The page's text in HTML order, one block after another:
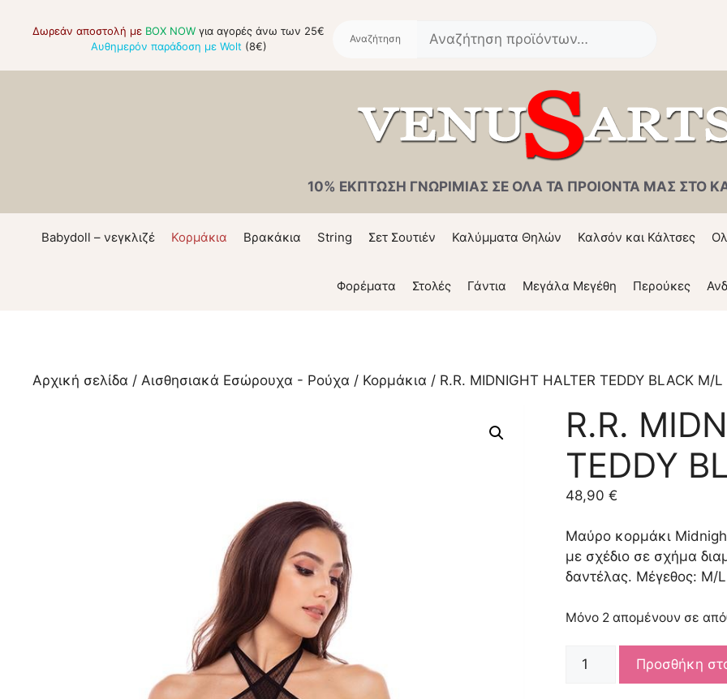
Δωρεάν αποστολή με BOX NOW για αγορές άνω των 25€
Αυθημερόν παράδοση με Wolt(8€)
10% ΕΚΠΤΩΣΗ ΓΝΩΡΙΜΙΑΣ ΣΕ ΟΛΑ ΤΑ ΠΡΟΙΟΝΤΑ ΜΑΣ ΣΤΟ
Babydoll – νεγκλιζέ Κορμάκια Βρακάκια String Σετ Σουτιέν Καλύμματα Θηλών Καλσόν και Κάλτσες
Φορέματα Στολές Γάντια Μεγάλα Μεγέθη Περούκες
Αρχική σελίδα / Αισθησιακά Εσώρουχα - Ρούχα / Κορμάκια / R.R. MIDNIGHT HALTER TEDDY BLACK M/L
R.R.
TEDDY
48,90€
Μαύρο κορμάκι
με σχέδιο σε σχήμα
δαντέλας. Μέγεθος: M/L
Μόνο 2 απομένουν σε
MIDNIGHT
Προσθήκη